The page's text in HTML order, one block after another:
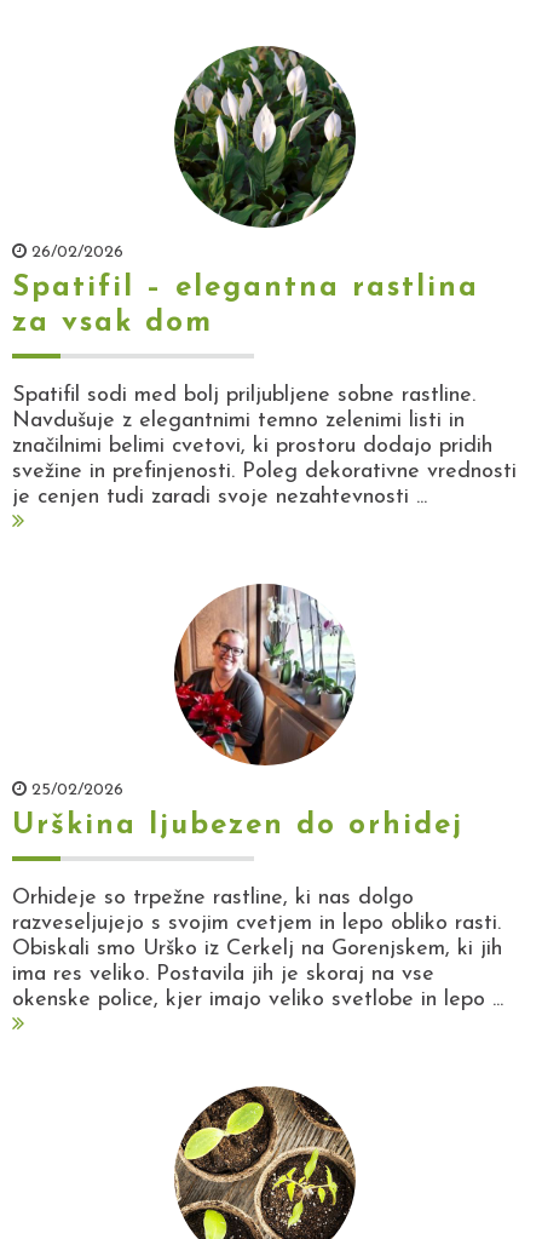
26/02/2026
Spatifil – elegantna rastlina
za vsak dom
Spatifil sodi med bolj priljubljene sobne rastline.
Navdušuje z elegantnimi temno zelenimi listi in
značilnimi belimi cvetovi, ki prostoru dodajo pridih
svežine in prefinjenosti. Poleg dekorativne vrednosti
je cenjen tudi zaradi svoje nezahtevnosti ...
25/02/2026
Urškina ljubezen do orhidej
Orhideje so trpežne rastline, ki nas dolgo
razveseljujejo s svojim cvetjem in lepo obliko rasti.
Obiskali smo Urško iz Cerkelj na Gorenjskem, ki jih
ima res veliko. Postavila jih je skoraj na vse
okenske police, kjer imajo veliko svetlobe in lepo ...